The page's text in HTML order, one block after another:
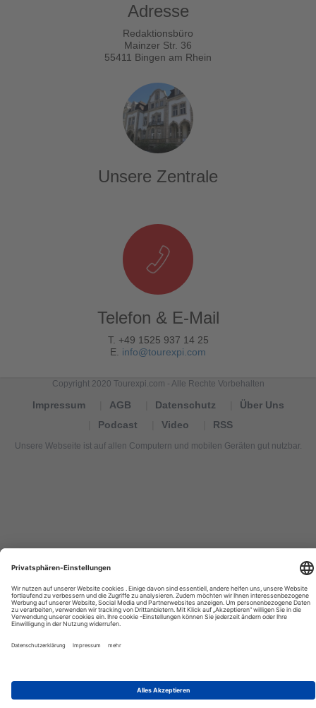
Adresse
Redaktionsbüro
Mainzer Str. 36
55411 Bingen am Rhein
Unsere Zentrale
Telefon & E-Mail
T. +49 1525 937 14 25
E. info@tourexpi.com
Copyright 2020 Tourexpi.com - Alle Rechte Vorbehalten
Impressum AGB Datenschutz
Über Uns
Podcast
Video RSS
Unsere Webseite ist auf allen Computern und mobilen Geräten gut nutzbar.
turismo,
Tourismus
Nachrichten,
новости
туризма,
travel
international
tourism